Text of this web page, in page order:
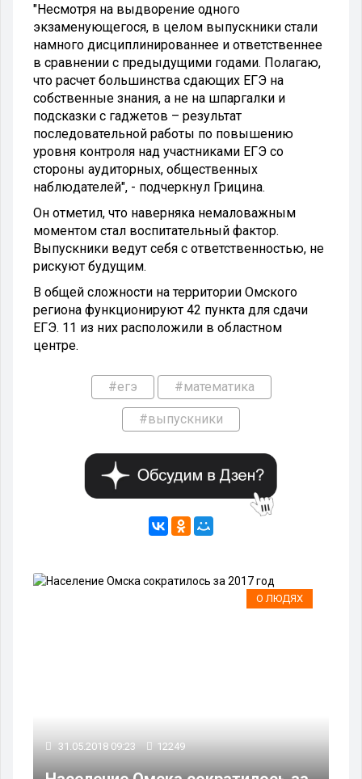
"Несмотря на выдворение одного
экзаменующегося, в целом выпускники стали
намного дисциплинированнее и ответственнее
в сравнении с предыдущими годами. Полагаю,
что расчет большинства сдающих ЕГЭ на
собственные знания, а не на шпаргалки и
подсказки с гаджетов – результат
последовательной работы по повышению
уровня контроля над участниками ЕГЭ со
стороны аудиторных, общественных
наблюдателей", - подчеркнул Грицина.
Он отметил, что наверняка немаловажным
моментом стал воспитательный фактор.
Выпускники ведут себя с ответственностью, не
рискуют будущим.
В общей сложности на территории Омского
региона функционируют 42 пункта для сдачи
ЕГЭ. 11 из них расположили в областном
центре.
#егэ #математика
#выпускники
О ЛЮДЯХ
31.05.2018 09:23 12249